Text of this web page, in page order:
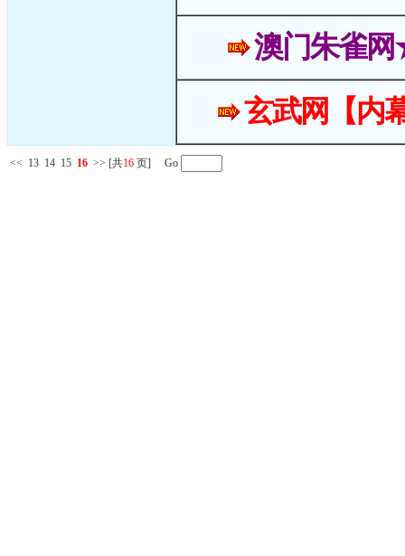
澳门朱雀
玄武网【内
<< 13 14 15 16 >> [共16 页] Go